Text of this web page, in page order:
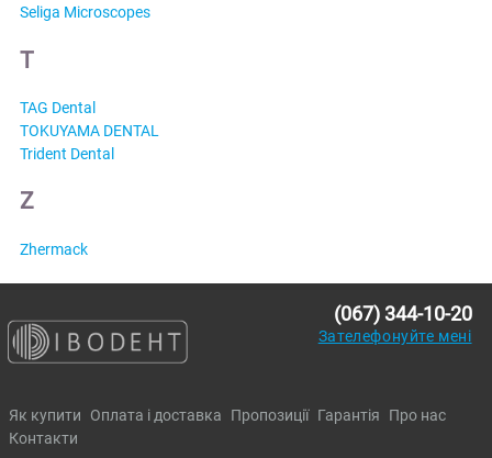
Seliga Microscopes
T
TAG Dental
TOKUYAMA DENTAL
Trident Dental
Z
Zhermack
Як купити Оплата і доставка Пропозиції Гарантія
Про нас
Контакти
(067) 344-10-20
Зателефонуйте мені